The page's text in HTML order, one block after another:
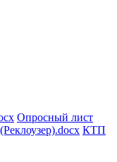
Опросный лист
КТП